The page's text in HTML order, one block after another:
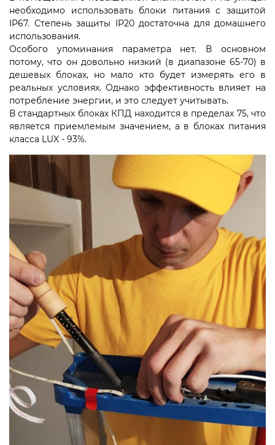
необходимо использовать блоки питания с защитой
IP67. Степень защиты IP20 достаточна для домашнего
использования. ⠀
Особого упоминания параметра нет. В основном
потому, что он довольно низкий (в диапазоне 65-70) в
дешевых блоках, но мало кто будет измерять его в
реальных условиях. Однако эффективность влияет на
потребление энергии, и это следует учитывать. ⠀
В стандартных блоках КПД находится в пределах 75, что
является приемлемым значением, а в блоках питания
класса LUX - 93%.